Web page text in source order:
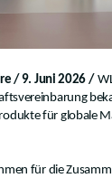
/ 9. Juni 2026 /
für globale
für die